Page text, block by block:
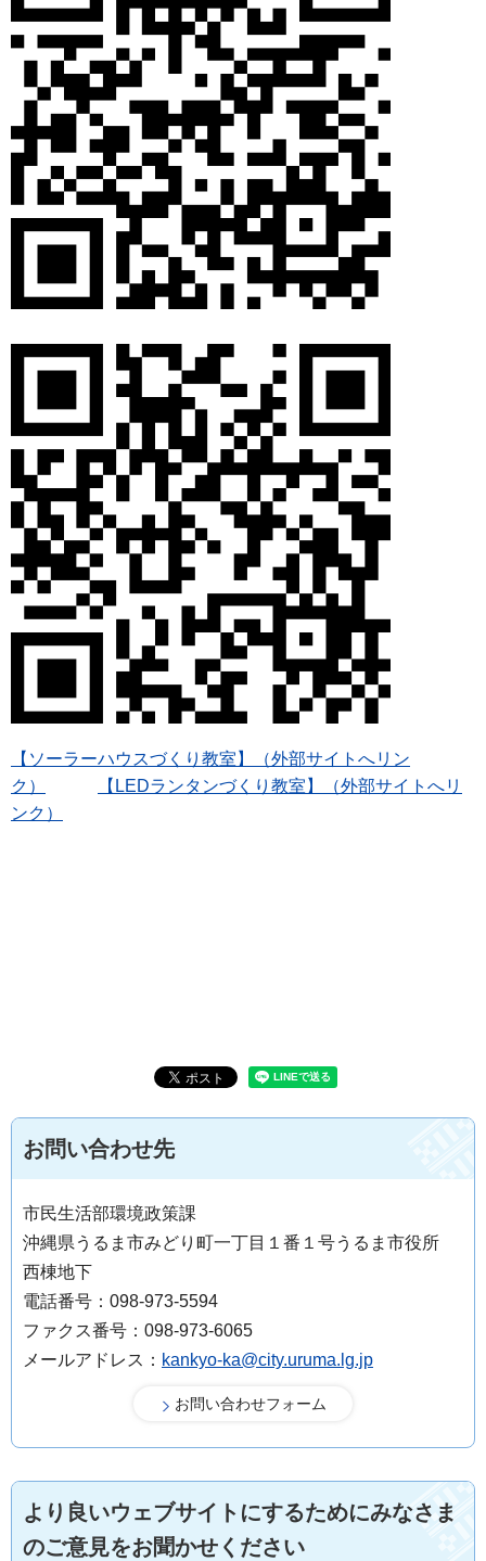
【ソーラーハウスづくり教室】（外部サイトへリン
ク）
【LEDランタンづくり教室】（外部サイトへリ
ンク）
お問い合わせ先
市民生活部環境政策課
沖縄県うるま市みどり町一丁目１番１号うるま市役所
西棟地下
電話番号：098-973-5594
ファクス番号：098-973-6065
メールアドレス： kankyo-ka@city.uruma.lg.jp
より良いウェブサイトにするためにみなさま
のご意見をお聞かせください